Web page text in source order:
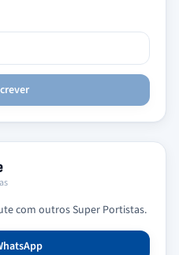
com outros Super Portistas.